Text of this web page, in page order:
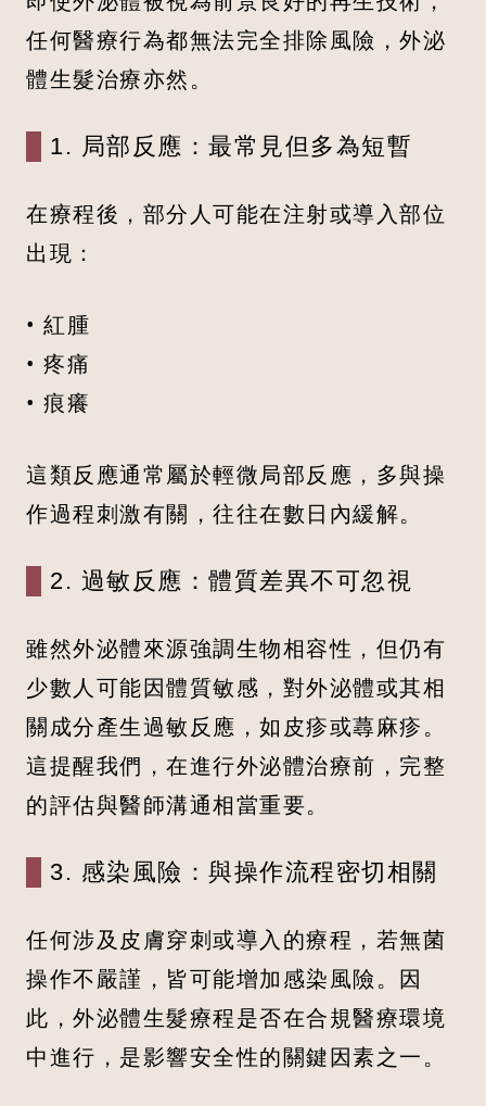
任何醫療行為都無法完全排除風險，外泌
體生髮治療亦然。
1. 局部反應：最常見但多為短暫
在療程後，部分人可能在注射或導入部位
出現：
• 紅腫
• 疼痛
• 痕癢
這類反應通常屬於輕微局部反應，多與操
作過程刺激有關，往往在數日內緩解。
2. 過敏反應：體質差異不可忽視
雖然外泌體來源強調生物相容性，但仍有
少數人可能因體質敏感，對外泌體或其相
關成分產生過敏反應，如皮疹或蕁麻疹。
這提醒我們，在進行外泌體治療前，完整
的評估與醫師溝通相當重要。
3. 感染風險：與操作流程密切相關
任何涉及皮膚穿刺或導入的療程，若無菌
操作不嚴謹，皆可能增加感染風險。因
此，外泌體生髮療程是否在合規醫療環境
中進行，是影響安全性的關鍵因素之一。